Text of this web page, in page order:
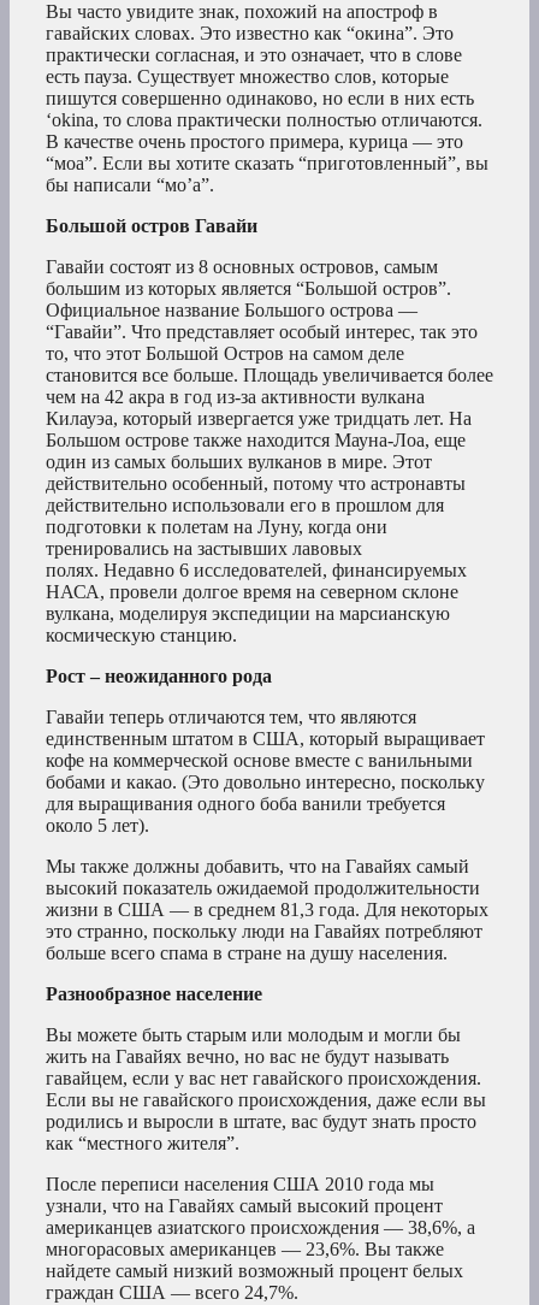
Вы часто увидите знак, похожий на апостроф в
гавайских словах. Это известно как “окина”. Это
практически согласная, и это означает, что в слове
есть пауза. Существует множество слов, которые
пишутся совершенно одинаково, но если в них есть
‘okina, то слова практически полностью отличаются.
В качестве очень простого примера, курица — это
“моа”. Если вы хотите сказать “приготовленный”, вы
бы написали “мо’а”.
Большой остров Гавайи
Гавайи состоят из 8 основных островов, самым
большим из которых является “Большой остров”.
Официальное название Большого острова —
“Гавайи”. Что представляет особый интерес, так это
то, что этот Большой Остров на самом деле
становится все больше. Площадь увеличивается более
чем на 42 акра в год из-за активности вулкана
Килауэа, который извергается уже тридцать лет. На
Большом острове также находится Мауна-Лоа, еще
один из самых больших вулканов в мире. Этот
действительно особенный, потому что астронавты
действительно использовали его в прошлом для
подготовки к полетам на Луну, когда они
тренировались на застывших лавовых
полях. Недавно 6 исследователей, финансируемых
НАСА, провели долгое время на северном склоне
вулкана, моделируя экспедиции на марсианскую
космическую станцию.
Рост – неожиданного рода
Гавайи теперь отличаются тем, что являются
единственным штатом в США, который выращивает
кофе на коммерческой основе вместе с ванильными
бобами и какао. (Это довольно интересно, поскольку
для выращивания одного боба ванили требуется
около 5 лет).
Мы также должны добавить, что на Гавайях самый
высокий показатель ожидаемой продолжительности
жизни в США — в среднем 81,3 года. Для некоторых
это странно, поскольку люди на Гавайях потребляют
больше всего спама в стране на душу населения.
Разнообразное население
Вы можете быть старым или молодым и могли бы
жить на Гавайях вечно, но вас не будут называть
гавайцем, если у вас нет гавайского происхождения.
Если вы не гавайского происхождения, даже если вы
родились и выросли в штате, вас будут знать просто
как “местного жителя”.
После переписи населения США 2010 года мы
узнали, что на Гавайях самый высокий процент
американцев азиатского происхождения — 38,6%, а
многорасовых американцев — 23,6%. Вы также
найдете самый низкий возможный процент белых
граждан США — всего 24,7%.